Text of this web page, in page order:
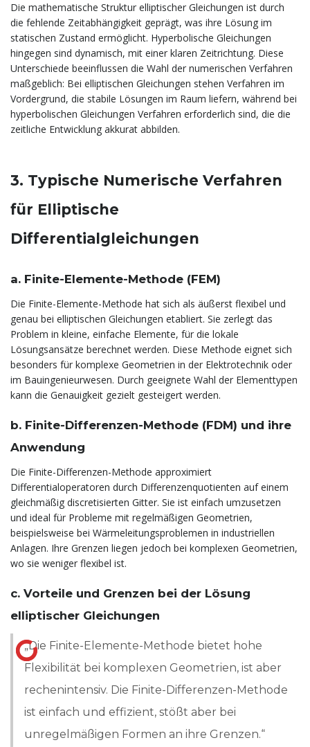
Die mathematische Struktur elliptischer Gleichungen ist durch
die fehlende Zeitabhängigkeit geprägt, was ihre Lösung im
statischen Zustand ermöglicht. Hyperbolische Gleichungen
hingegen sind dynamisch, mit einer klaren Zeitrichtung. Diese
Unterschiede beeinflussen die Wahl der numerischen Verfahren
maßgeblich: Bei elliptischen Gleichungen stehen Verfahren im
Vordergrund, die stabile Lösungen im Raum liefern, während bei
hyperbolischen Gleichungen Verfahren erforderlich sind, die die
zeitliche Entwicklung akkurat abbilden.
3. Typische Numerische Verfahren
für Elliptische
Differentialgleichungen
a. Finite-Elemente-Methode (FEM)
Die Finite-Elemente-Methode hat sich als äußerst flexibel und
genau bei elliptischen Gleichungen etabliert. Sie zerlegt das
Problem in kleine, einfache Elemente, für die lokale
Lösungsansätze berechnet werden. Diese Methode eignet sich
besonders für komplexe Geometrien in der Elektrotechnik oder
im Bauingenieurwesen. Durch geeignete Wahl der Elementtypen
kann die Genauigkeit gezielt gesteigert werden.
b. Finite-Differenzen-Methode (FDM) und ihre
Anwendung
Die Finite-Differenzen-Methode approximiert
Differentialoperatoren durch Differenzenquotienten auf einem
gleichmäßig discretisierten Gitter. Sie ist einfach umzusetzen
und ideal für Probleme mit regelmäßigen Geometrien,
beispielsweise bei Wärmeleitungsproblemen in industriellen
Anlagen. Ihre Grenzen liegen jedoch bei komplexen Geometrien,
wo sie weniger flexibel ist.
c. Vorteile und Grenzen bei der Lösung
elliptischer Gleichungen
„Die Finite-Elemente-Methode bietet hohe
Flexibilität bei komplexen Geometrien, ist aber
rechenintensiv. Die Finite-Differenzen-Methode
ist einfach und effizient, stößt aber bei
unregelmäßigen Formen an ihre Grenzen.“